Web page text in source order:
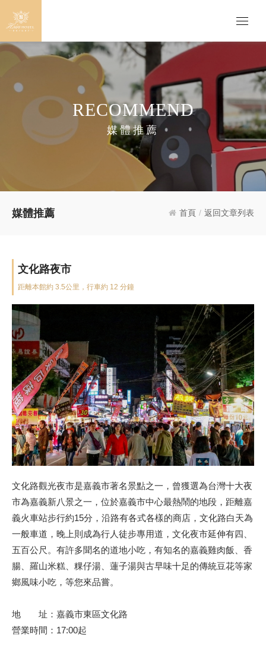
RECOMMEND
媒體推薦
媒體推薦 首頁 / 返回文章列表
文化路夜市
距離本館約 3.5公里，行車約 12 分鐘
文化路觀光夜市是嘉義市著名景點之一，曾獲選為台灣十大夜
市為嘉義新八景之一，位於嘉義市中心最熱鬧的地段，距離嘉
義火車站步行約15分，沿路有各式各樣的商店，文化路白天為
一般車道，晚上則成為行人徒步專用道，文化夜市延伸有四、
五百公尺。有許多聞名的道地小吃，有知名的嘉義雞肉飯、香
腸、羅山米糕、粿仔湯、蓮子湯與古早味十足的傳統豆花等家
鄉風味小吃，等您來品嘗。
地 址：嘉義市東區文化路
營業時間：17:00起